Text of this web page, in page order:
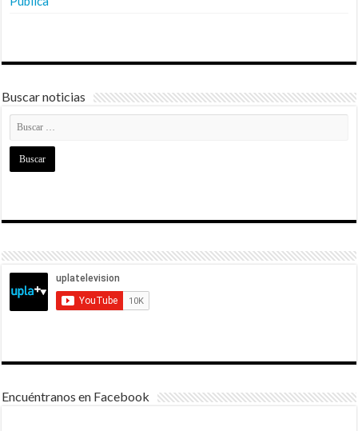
Buscar noticias
Encuéntranos en Facebook